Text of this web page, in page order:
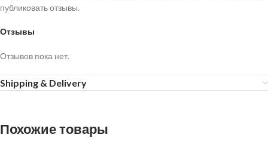
Отзывы
Отзывов пока нет.
публиковать отзывы.
Shipping & Delivery
Похожие товары